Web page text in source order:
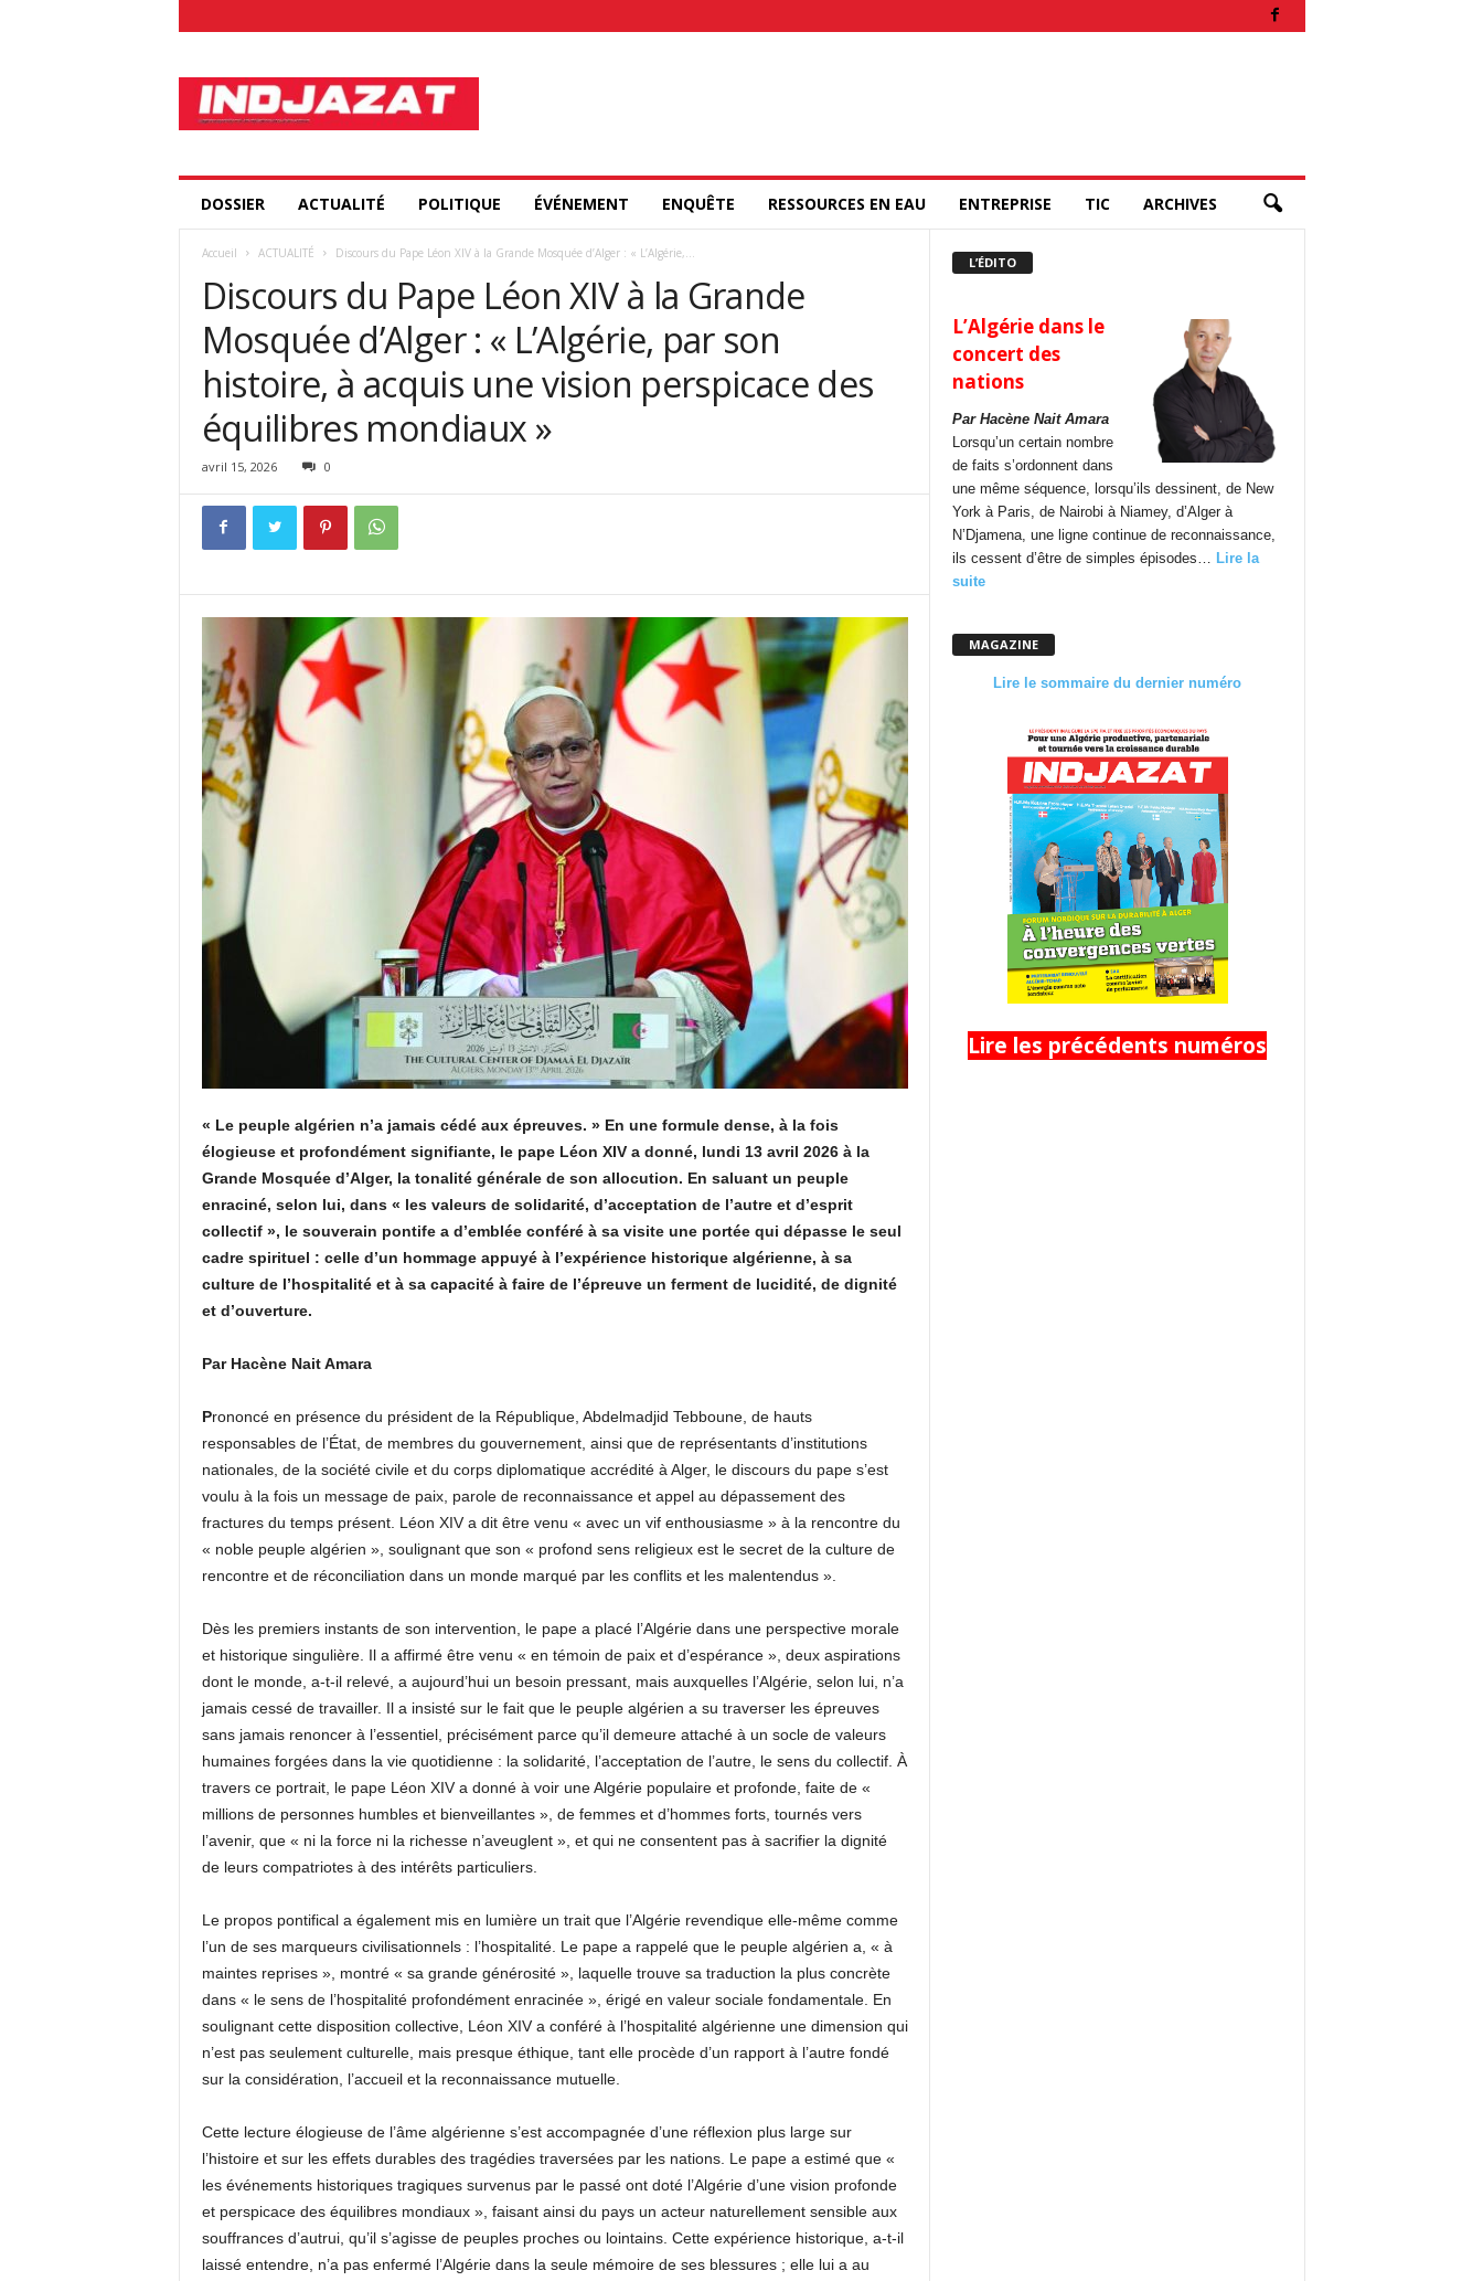
n
DOSSIER ACTUALITÉ POLITIQUE ÉVÉNEMENT ENQUÊTE RESSOURCES EN EAU ENTREPRISE TIC ARCHIVES
Accueil ACTUALITÉ Discours du Pape Léon XIV à la Grande Mosquée d’Alger : « L’Algérie,...
Discours du Pape Léon XIV à la Grande
Mosquée d’Alger : « L’Algérie, par son
histoire, à acquis une vision perspicace des
équilibres mondiaux »
avril 15, 2026 0
« Le peuple algérien n’a jamais cédé aux épreuves. » En une formule dense, à la fois
élogieuse et profondément signifiante, le pape Léon XIV a donné, lundi 13 avril 2026 à la
Grande Mosquée d’Alger, la tonalité générale de son allocution. En saluant un peuple
enraciné, selon lui, dans « les valeurs de solidarité, d’acceptation de l’autre et d’esprit
collectif », le souverain pontife a d’emblée conféré à sa visite une portée qui dépasse le seul
cadre spirituel : celle d’un hommage appuyé à l’expérience historique algérienne, à sa
culture de l’hospitalité et à sa capacité à faire de l’épreuve un ferment de lucidité, de dignité
et d’ouverture.
Par Hacène Nait Amara
Prononcé en présence du président de la République, Abdelmadjid Tebboune, de hauts
responsables de l’État, de membres du gouvernement, ainsi que de représentants d’institutions
nationales, de la société civile et du corps diplomatique accrédité à Alger, le discours du pape s’est
voulu à la fois un message de paix, parole de reconnaissance et appel au dépassement des
fractures du temps présent. Léon XIV a dit être venu « avec un vif enthousiasme » à la rencontre du
« noble peuple algérien », soulignant que son « profond sens religieux est le secret de la culture de
rencontre et de réconciliation dans un monde marqué par les conflits et les malentendus ».
Dès les premiers instants de son intervention, le pape a placé l’Algérie dans une perspective morale
et historique singulière. Il a affirmé être venu « en témoin de paix et d’espérance », deux aspirations
dont le monde, a-t-il relevé, a aujourd’hui un besoin pressant, mais auxquelles l’Algérie, selon lui, n’a
jamais cessé de travailler. Il a insisté sur le fait que le peuple algérien a su traverser les épreuves
sans jamais renoncer à l’essentiel, précisément parce qu’il demeure attaché à un socle de valeurs
humaines forgées dans la vie quotidienne : la solidarité, l’acceptation de l’autre, le sens du collectif. À
travers ce portrait, le pape Léon XIV a donné à voir une Algérie populaire et profonde, faite de «
millions de personnes humbles et bienveillantes », de femmes et d’hommes forts, tournés vers
l’avenir, que « ni la force ni la richesse n’aveuglent », et qui ne consentent pas à sacrifier la dignité
de leurs compatriotes à des intérêts particuliers.
Le propos pontifical a également mis en lumière un trait que l’Algérie revendique elle-même comme
l’un de ses marqueurs civilisationnels : l’hospitalité. Le pape a rappelé que le peuple algérien a, « à
maintes reprises », montré « sa grande générosité », laquelle trouve sa traduction la plus concrète
dans « le sens de l’hospitalité profondément enracinée », érigé en valeur sociale fondamentale. En
soulignant cette disposition collective, Léon XIV a conféré à l’hospitalité algérienne une dimension qui
n’est pas seulement culturelle, mais presque éthique, tant elle procède d’un rapport à l’autre fondé
sur la considération, l’accueil et la reconnaissance mutuelle.
Cette lecture élogieuse de l’âme algérienne s’est accompagnée d’une réflexion plus large sur
l’histoire et sur les effets durables des tragédies traversées par les nations. Le pape a estimé que «
les événements historiques tragiques survenus par le passé ont doté l’Algérie d’une vision profonde
et perspicace des équilibres mondiaux », faisant ainsi du pays un acteur naturellement sensible aux
souffrances d’autrui, qu’il s’agisse de peuples proches ou lointains. Cette expérience historique, a-t-il
laissé entendre, n’a pas enfermé l’Algérie dans la seule mémoire de ses blessures ; elle lui a au
L’ÉDITO
L’Algérie dans le
concert des
nations
Par Hacène Nait Amara
Lorsqu’un certain nombre
de faits s’ordonnent dans
une même séquence, lorsqu’ils dessinent, de New
York à Paris, de Nairobi à Niamey, d’Alger à
N’Djamena, une ligne continue de reconnaissance,
ils cessent d’être de simples épisodes…
Lire la
suite
MAGAZINE
Lire le sommaire du dernier numéro
Lire les précédents numéros